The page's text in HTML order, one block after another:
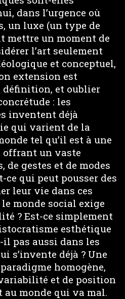
dans l’urgence où
un luxe (un type de
mettre un moment de
l’art seulement
et conceptuel,
extension est
définition, et oublier
: les
inventent déjà
qui varient de la
tel qu’il est à une
un vaste
de gestes et de modes
ce qui peut pousser des
leur vie dans ces
monde social exige
? Est-ce simplement
esthétique
il pas aussi dans les
s’invente déjà ? Une
homogène,
et de position
au monde qui va mal.